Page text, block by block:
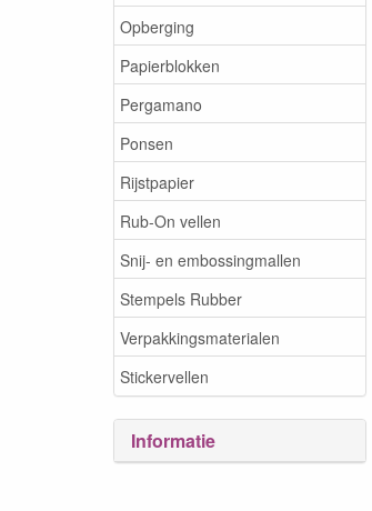
Opberging
Papierblokken
Pergamano
Ponsen
Rijstpapier
Rub-On vellen
Snij- en embossingmallen
Stempels Rubber
Verpakkingsmaterialen
Stickervellen
Informatie